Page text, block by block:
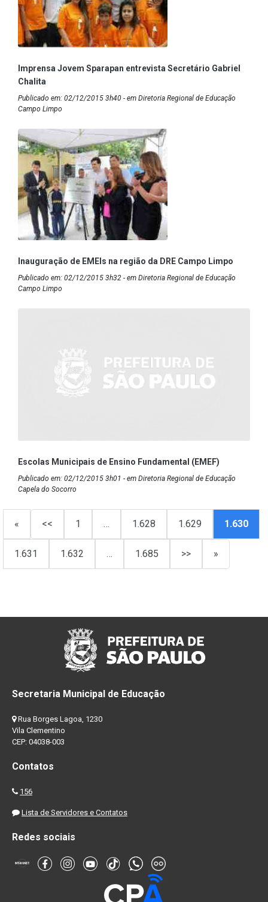
Imprensa Jovem Sparapan entrevista Secretário Gabriel
Chalita
Publicado em: 02/12/2015 3h40 - em Diretoria Regional de Educação
Campo Limpo
Inauguração de EMEIs na região da DRE Campo Limpo
Publicado em: 02/12/2015 3h32 - em Diretoria Regional de Educação
Campo Limpo
Escolas Municipais de Ensino Fundamental (EMEF)
Publicado em: 02/12/2015 3h01 - em Diretoria Regional de Educação
Capela do Socorro
« << 1 … 1.628 1.629 1.630
1.631 1.632 … 1.685 >> »
Secretaria Municipal de Educação
Rua Borges Lagoa, 1230
Vila Clementino
CEP: 04038-003
Contatos
156
Lista de Servidores e Contatos
Redes sociais